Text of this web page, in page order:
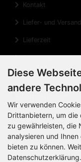
Kontakt
Liefer- und
Lieferzeit
Rechnungsdaten
Cookie
Privatsphäre und
Widerrufsrecht
Widerrufsformular
Diese
andere
Wir verwenden
Drittanbietern, um die
zu gewährleisten, die
analysieren und
bieten zu können.
Datenschutzerklärung.